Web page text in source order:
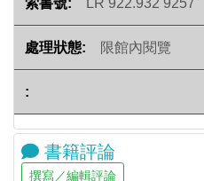
LR 922.932 9257
限館內閱覽
書籍評論